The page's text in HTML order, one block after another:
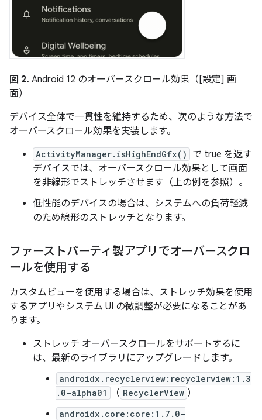
図 2. Android 12 のオーバースクロール効果（[設定] 画
面）
デバイス全体で一貫性を維持するため、次のような方法で
オーバースクロール効果を実装します。
ActivityManager.isHighEndGfx()
で true を返す
デバイスでは、オーバースクロール効果として画面
を非線形でストレッチさせます（上の例を参照）。
低性能のデバイスの場合は、システムへの負荷軽減
のため線形のストレッチとなります。
ファーストパーティ製アプリでオーバースクロ
ールを使用する
カスタムビューを使用する場合は、ストレッチ効果を使用
するアプリやシステム UI の微調整が必要になることがあ
ります。
ストレッチ オーバースクロールをサポートするに
は、最新のライブラリにアップグレードします。
androidx.recyclerview:recyclerview:1.3
.0-alpha01
（ RecyclerView ）
androidx.core:core:1.7.0-